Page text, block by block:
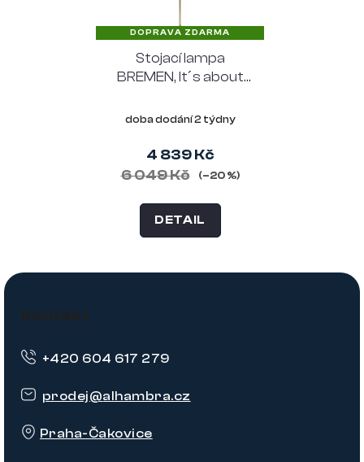
DOPRAVA ZDARMA
Stojací lampa
BREMEN, It´s about
mosaz
doba dodání 2 týdny
4 839 Kč
6 049 Kč
(–20 %)
DETAIL
Z
Kontakt
prodej@alhambra.cz
Praha-Čakovice
+420 604 617 279